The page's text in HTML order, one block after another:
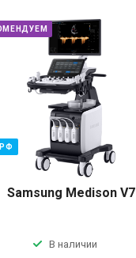
Samsung Medison V7
В наличии